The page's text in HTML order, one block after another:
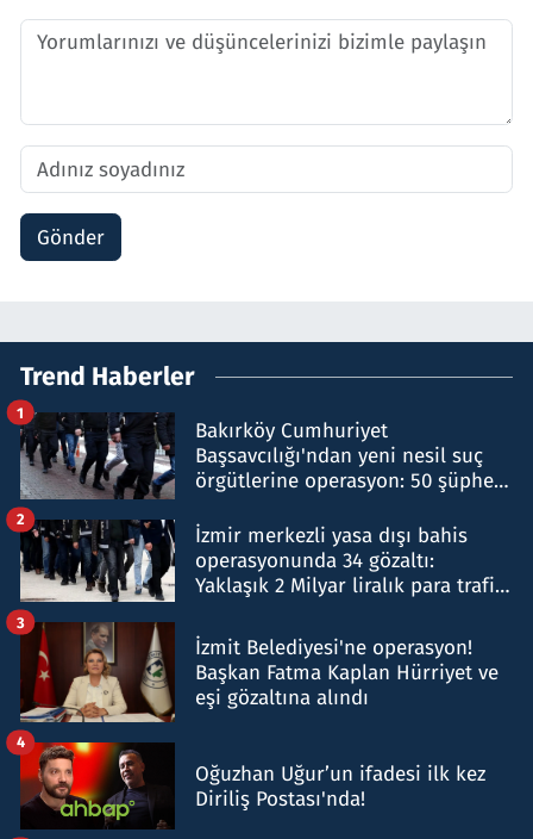
Gönder
Trend Haberler
Bakırköy Cumhuriyet
Başsavcılığı'ndan yeni nesil suç
örgütlerine operasyon: 50 şüpheli
1
İzmir merkezli yasa dışı bahis
operasyonunda 34 gözaltı:
Yaklaşık 2 Milyar liralık para trafiği
2
İzmit Belediyesi'ne operasyon!
Başkan Fatma Kaplan Hürriyet ve
eşi gözaltına alındı
3
Oğuzhan Uğur’un ifadesi ilk kez
Diriliş Postası'nda!
4